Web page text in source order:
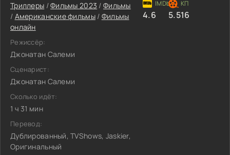
Триллеры /Фильмы 2023 /Фильмы
/ Американские фильмы/ Фильмы
онлайн
Режиссёр:
Джонатан Салеми
Сценарист:
Джонатан Салеми
Сколько идёт:
1 ч 31 мин
Перевод:
Дублированный, TVShows, Jaskier,
Оригинальный
4.6 5.516